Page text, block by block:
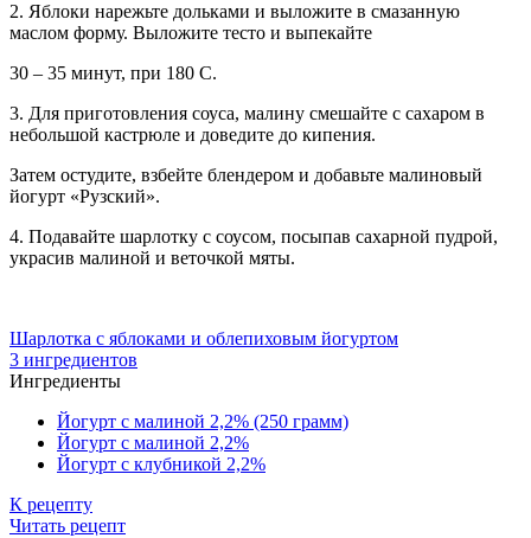
2. Яблоки нарежьте дольками и выложите в смазанную
маслом форму. Выложите тесто и выпекайте
30 – 35 минут, при 180 С.
3. Для приготовления соуса, малину смешайте с сахаром в
небольшой кастрюле и доведите до кипения.
Затем остудите, взбейте блендером и добавьте малиновый
йогурт «Рузский».
4. Подавайте шарлотку с соусом, посыпав сахарной пудрой,
украсив малиной и веточкой мяты.
Шарлотка с яблоками и облепиховым йогуртом
3 ингредиентов
Ингредиенты
Йогурт с малиной 2,2% (250 грамм)
Йогурт с малиной 2,2%
Йогурт с клубникой 2,2%
К рецепту
Читать рецепт